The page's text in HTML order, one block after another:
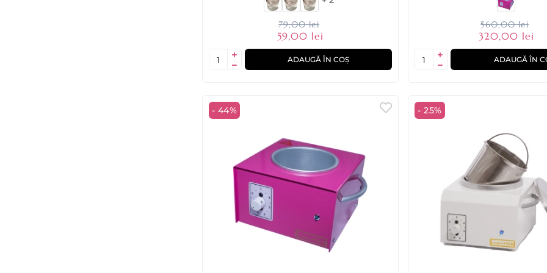
79,00 lei
59,00 lei
ADAUGĂ ÎN COȘ
560,00 lei
320,00 lei
ADAUGĂ ÎN
- 44% - 25%